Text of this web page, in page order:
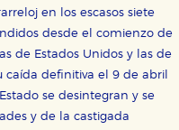
en los escasos siete
desde el comienzo de
de Estados Unidos y las de
caída definitiva el 9 de abril
se desintegran y se
y de la castigada